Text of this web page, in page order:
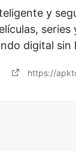
y
digital sin
https://